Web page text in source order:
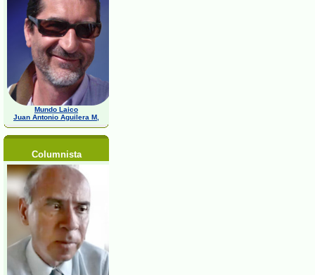
Mundo Laico
Juan Antonio Aguilera M,
Columnista